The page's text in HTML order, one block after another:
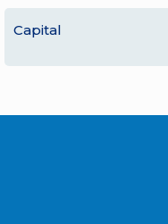
Capital